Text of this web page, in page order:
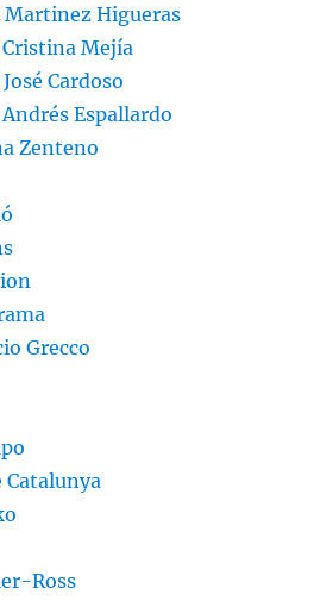
Martinez Higueras
Mejía
Cardoso
Espallardo
Zenteno
Grecco
Catalunya
Ross